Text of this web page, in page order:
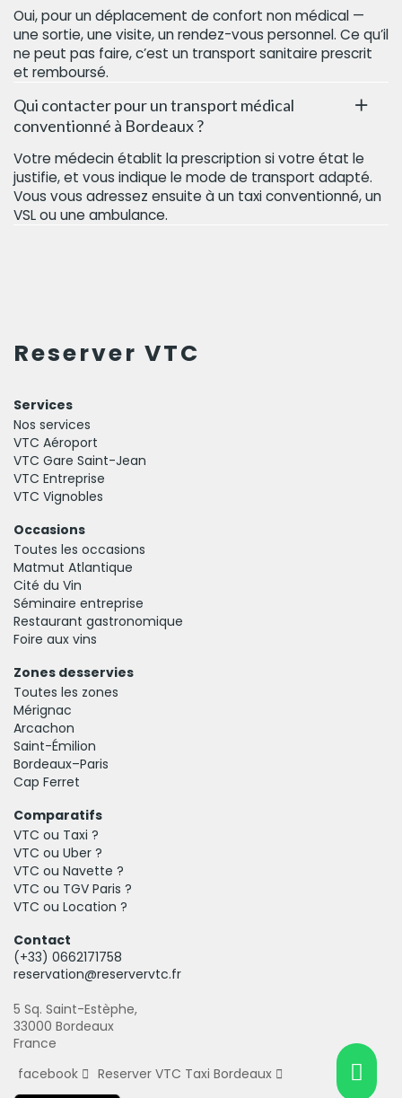
Oui, pour un déplacement de confort non médical —
une sortie, une visite, un rendez-vous personnel. Ce qu’il
ne peut pas faire, c’est un transport sanitaire prescrit
et remboursé.
Qui contacter pour un transport médical
conventionné à Bordeaux ?
Votre médecin établit la prescription si votre état le
justifie, et vous indique le mode de transport adapté.
Vous vous adressez ensuite à un taxi conventionné, un
VSL ou une ambulance.
Reserver VTC
Services
Nos services
VTC Aéroport
VTC Gare Saint-Jean
VTC Entreprise
VTC Vignobles
Occasions
Toutes les occasions
Matmut Atlantique
Cité du Vin
Séminaire entreprise
Restaurant gastronomique
Foire aux vins
Zones desservies
Toutes les zones
Mérignac
Arcachon
Saint-Émilion
Bordeaux–Paris
Cap Ferret
Comparatifs
VTC ou Taxi ?
VTC ou Uber ?
VTC ou Navette ?
VTC ou TGV Paris ?
VTC ou Location ?
Contact
(+33) 0662171758
reservation@reservervtc.fr
5 Sq. Saint-Estèphe,
33000 Bordeaux
France
facebook
Reserver VTC Taxi Bordeaux